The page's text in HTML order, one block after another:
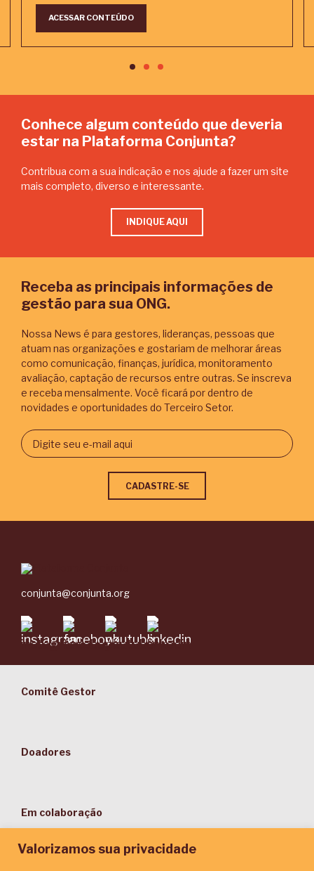
Valorizamos sua privacidade
ACESSAR CONTEÚDO
Conhece algum conteúdo que deveria
estar na Plataforma Conjunta?
Contribua com a sua indicação e nos ajude a fazer um site
mais completo, diverso e interessante.
INDIQUE AQUI
Receba as principais informações de
gestão para sua ONG.
Nossa News é para gestores, lideranças, pessoas que
atuam nas organizações e gostariam de melhorar áreas
como comunicação, finanças, jurídica, monitoramento
avaliação, captação de recursos entre outras. Se inscreva
e receba mensalmente. Você ficará por dentro de
novidades e oportunidades do Terceiro Setor.
conjunta@conjunta.org
Comitê Gestor
Doadores
Em colaboração